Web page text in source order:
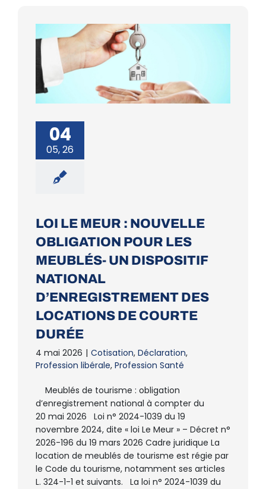
04
05, 26
LOI LE MEUR : NOUVELLE
OBLIGATION POUR LES
MEUBLÉS- UN DISPOSITIF
NATIONAL
D’ENREGISTREMENT DES
LOCATIONS DE COURTE
DURÉE
4 mai 2026 | Cotisation, Déclaration,
Profession libérale, Profession Santé
Meublés de tourisme : obligation
d’enregistrement national à compter du
20 mai 2026 Loi n° 2024-1039 du 19
novembre 2024, dite « loi Le Meur » – Décret n°
2026-196 du 19 mars 2026 Cadre juridique La
location de meublés de tourisme est régie par
le Code du tourisme, notamment ses articles
L. 324-1-1 et suivants. La loi n° 2024-1039 du